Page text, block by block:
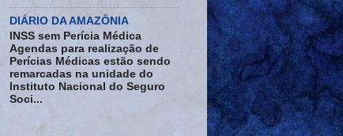
DIÁRIO DA AMAZÔNIA
INSS sem Perícia Médica
Agendas para realização de
Perícias Médicas estão sendo
remarcadas na unidade do
Instituto Nacional do Seguro
Soci...